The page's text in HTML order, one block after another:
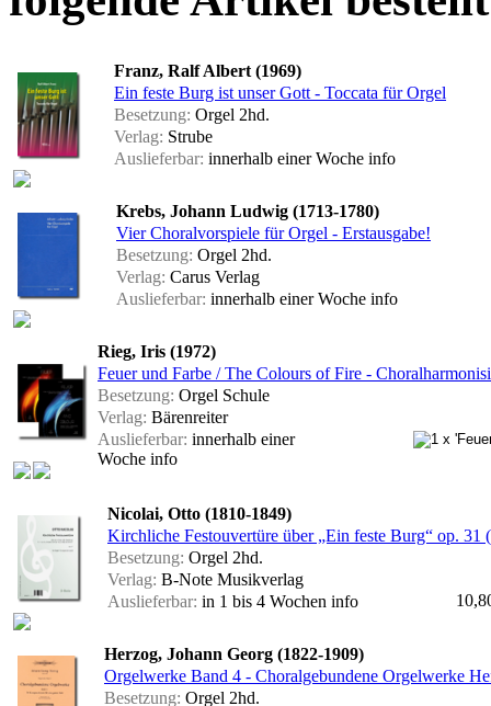
Franz, Ralf Albert (1969)
Ein feste Burg ist unser Gott - Toccata für Orgel
Besetzung: Orgel 2hd.
Verlag: Strube
Auslieferbar: innerhalb einer Woche info
Krebs, Johann Ludwig (1713-1780)
Vier Choralvorspiele für Orgel - Erstausgabe!
Besetzung: Orgel 2hd.
Verlag: Carus Verlag
Auslieferbar: innerhalb einer Woche info
Rieg, Iris (1972)
Feuer und Farbe / The Colours of Fire -
Besetzung: Orgel Schule
Verlag: Bärenreiter
Auslieferbar: innerhalb einer
Woche info
Nicolai, Otto (1810-1849)
Kirchliche Festouvertüre über „Ein feste Burg“ op. 31
Besetzung: Orgel 2hd.
Verlag: B-Note Musikverlag
Auslieferbar: in 1 bis 4 Wochen info
Herzog, Johann Georg (1822-1909)
Orgelwerke Band 4 - Choralgebundene Orgelwerke
Besetzung: Orgel 2hd.